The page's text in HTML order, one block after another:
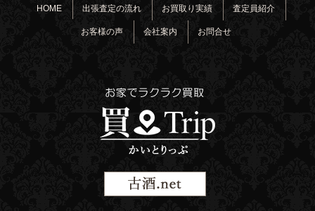
HOME 出張査定の流れ お買取り実績 査定員紹介
お客様の声 会社案内 お問合せ